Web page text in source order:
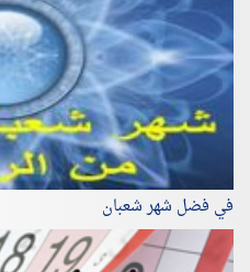
في فضل شهر شعبان